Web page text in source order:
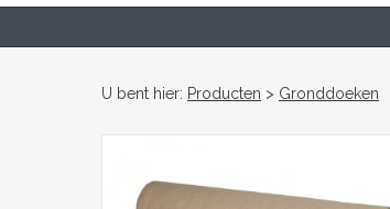
U bent hier: Producten > Gronddoeken